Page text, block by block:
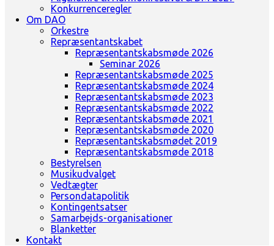
Konkurrenceregler
Om DAO
Orkestre
Repræsentantskabet
Repræsentantskabsmøde 2026
Seminar 2026
Repræsentantskabsmøde 2025
Repræsentantskabsmøde 2024
Repræsentantskabsmøde 2023
Repræsentantskabsmøde 2022
Repræsentantskabsmøde 2021
Repræsentantskabsmøde 2020
Repræsentantskabsmødet 2019
Repræsentantskabsmøde 2018
Bestyrelsen
Musikudvalget
Vedtægter
Persondatapolitik
Kontingentsatser
Samarbejds-organisationer
Blanketter
Kontakt